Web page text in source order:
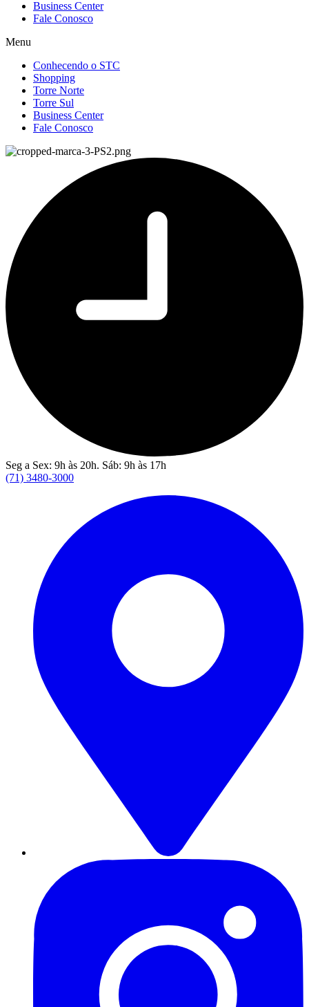
Business Center
Fale Conosco
Menu
Conhecendo o STC
Shopping
Torre Norte
Torre Sul
Business Center
Fale Conosco
Seg a Sex: 9h às 20h. Sáb: 9h às 17h
(71) 3480-3000